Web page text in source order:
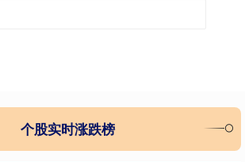
个股实时涨跌榜